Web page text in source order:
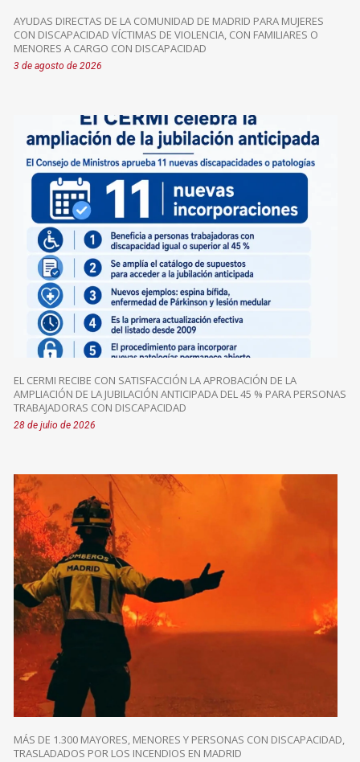
AYUDAS DIRECTAS DE LA COMUNIDAD DE MADRID PARA MUJERES
CON DISCAPACIDAD VÍCTIMAS DE VIOLENCIA, CON FAMILIARES O
MENORES A CARGO CON DISCAPACIDAD
3 de agosto de 2026
EL CERMI RECIBE CON SATISFACCIÓN LA APROBACIÓN DE LA
AMPLIACIÓN DE LA JUBILACIÓN ANTICIPADA DEL 45 % PARA PERSONAS
TRABAJADORAS CON DISCAPACIDAD
28 de julio de 2026
MÁS DE 1.300 MAYORES, MENORES Y PERSONAS CON DISCAPACIDAD,
TRASLADADOS POR LOS INCENDIOS EN MADRID